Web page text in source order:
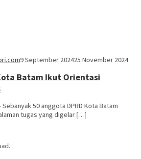
9 September 202425 November 2024
Batam Ikut Orientasi
Sebanyak 50 anggota DPRD Kota Batam
tugas yang digelar […]